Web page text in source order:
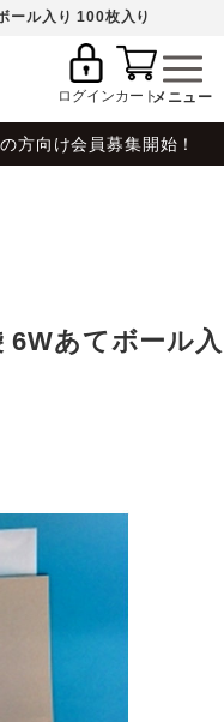
ール入り 100枚入り
ログインカート
方向け会員募集開始！
あてボール入